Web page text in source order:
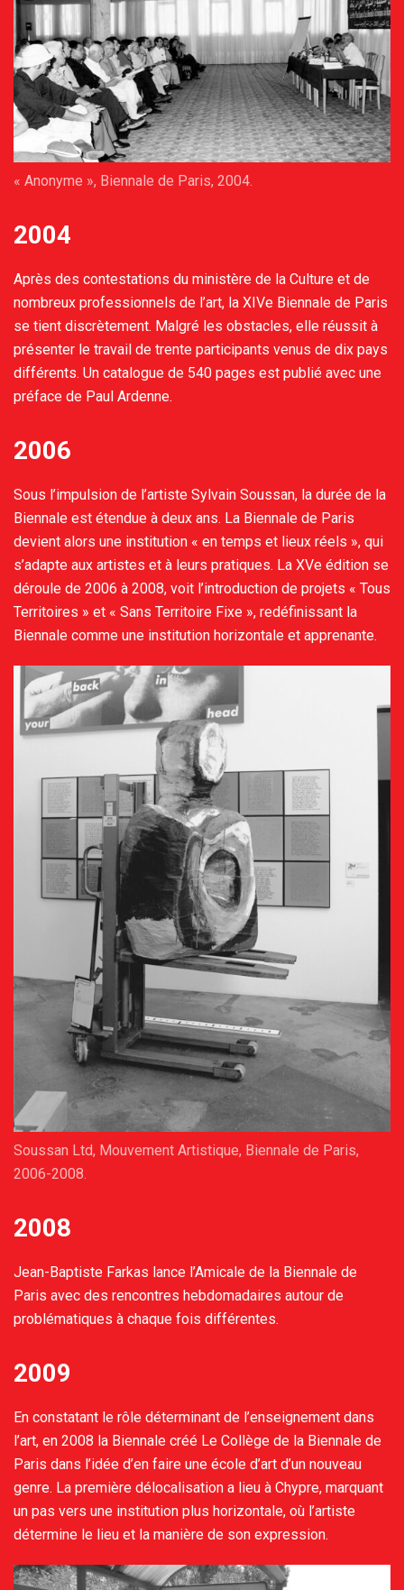
« Anonyme », Biennale de Paris, 2004.
2004
Après des contestations du ministère de la Culture et de
nombreux professionnels de l’art, la XIVe Biennale de Paris
se tient discrètement. Malgré les obstacles, elle réussit à
présenter le travail de trente participants venus de dix pays
différents. Un catalogue de 540 pages est publié avec une
préface de Paul Ardenne.
2006
Sous l’impulsion de l’artiste Sylvain Soussan, la durée de la
Biennale est étendue à deux ans. La Biennale de Paris
devient alors une institution « en temps et lieux réels », qui
s’adapte aux artistes et à leurs pratiques. La XVe édition se
déroule de 2006 à 2008, voit l’introduction de projets « Tous
Territoires » et « Sans Territoire Fixe », redéfinissant la
Biennale comme une institution horizontale et apprenante.
Soussan Ltd, Mouvement Artistique, Biennale de Paris,
2006-2008.
2008
Jean-Baptiste Farkas lance l’Amicale de la Biennale de
Paris avec des rencontres hebdomadaires autour de
problématiques à chaque fois différentes.
2009
En constatant le rôle déterminant de l’enseignement dans
l’art, en 2008 la Biennale créé Le Collège de la Biennale de
Paris dans l’idée d’en faire une école d’art d’un nouveau
genre. La première délocalisation a lieu à Chypre, marquant
un pas vers une institution plus horizontale, où l’artiste
détermine le lieu et la manière de son expression.